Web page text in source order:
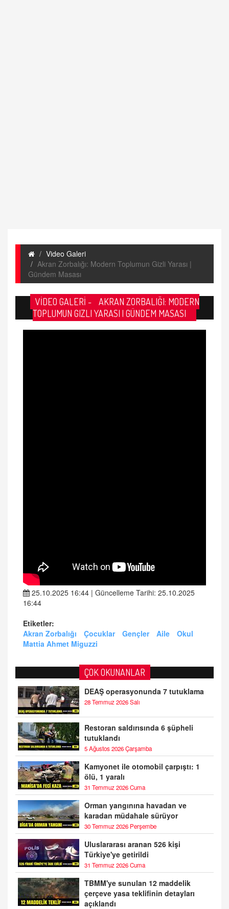
Video Galeri
Akran Zorbalığı: Modern Toplumun Gizli Yarası |
Gündem Masası
VİDEO GALERİ -
AKRAN ZORBALIĞI: MODERN
TOPLUMUN GIZLI YARASI | GÜNDEM MASASI
25.10.2025 16:44 | Güncelleme Tarihi: 25.10.2025
16:44
Etiketler:
Akran Zorbalığı
Çocuklar Gençler Aile
Okul
Mattia Ahmet Miguzzi
ÇOK OKUNANLAR
DEAŞ operasyonunda 7 tutuklama
28 Temmuz 2026 Salı
Restoran saldırısında 6 şüpheli
tutuklandı
5 Ağustos 2026 Çarşamba
Kamyonet ile otomobil çarpıştı: 1
ölü, 1 yaralı
31 Temmuz 2026 Cuma
Orman yangınına havadan ve
karadan müdahale sürüyor
30 Temmuz 2026 Perşembe
Uluslararası aranan 526 kişi
Türkiye'ye getirildi
31 Temmuz 2026 Cuma
TBMM'ye sunulan 12 maddelik
çerçeve yasa teklifinin detayları
açıklandı